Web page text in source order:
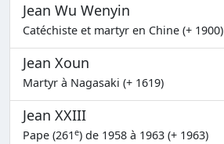
Jean Wu Wenyin
Catéchiste et martyr en Chine (+ 1900)
Jean Xoun
Martyr à Nagasaki (+ 1619)
Jean XXIII
Pape (261e) de 1958 à 1963 (+ 1963)